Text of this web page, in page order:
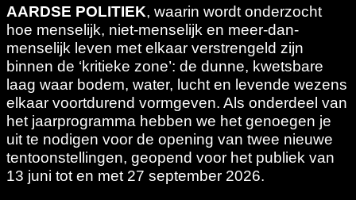
AARDSE POLITIEK, waarin wordt onderzocht
hoe menselijk, niet-menselijk en meer-dan-
menselijk leven met elkaar verstrengeld zijn
binnen de ‘kritieke zone’: de dunne, kwetsbare
laag waar bodem, water, lucht en levende wezens
elkaar voortdurend vormgeven. Als onderdeel van
het jaarprogramma hebben we het genoegen je
uit te nodigen voor de opening van twee nieuwe
tentoonstellingen, geopend voor het publiek van
13 juni tot en met 27 september 2026.